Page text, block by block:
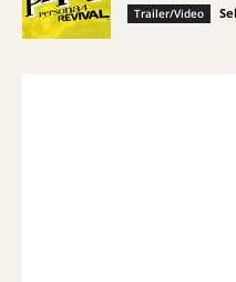
Trailer/Video